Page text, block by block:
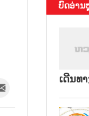
ບົດອ່ານ
ເດີນທ